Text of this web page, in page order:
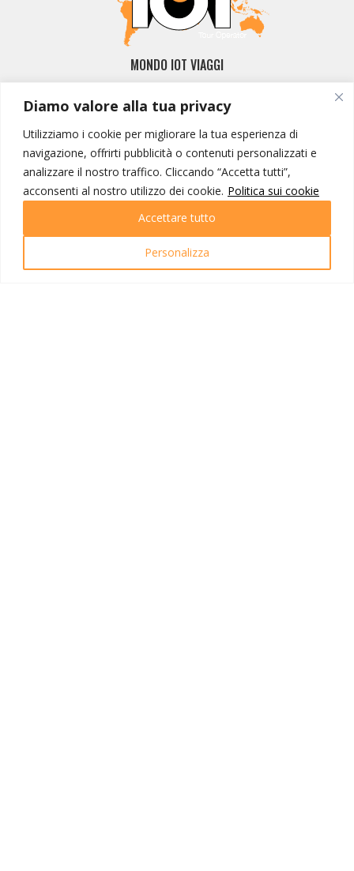
Diamo valore alla tua privacy
Utilizziamo i cookie per migliorare la tua esperienza di
navigazione, offrirti pubblicità o contenuti personalizzati e
analizzare il nostro traffico. Cliccando “Accetta tutti”,
acconsenti al nostro utilizzo dei cookie. Politica sui cookie
Personalizza
Accettare tutto
MONDO IOT VIAGGI
Contatti
I NOSTRI PRODOTTI
Destinazioni
Partenze
Emozioni di viaggio
Newsletter
Tutti i viaggi
Ricerca Viaggi